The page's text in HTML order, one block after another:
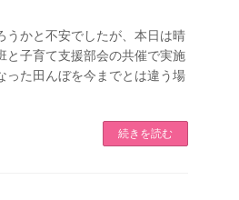
うかと不安でしたが、本日は晴
と子育て支援部会の共催で実施
った田んぼを今までとは違う場
続きを読む